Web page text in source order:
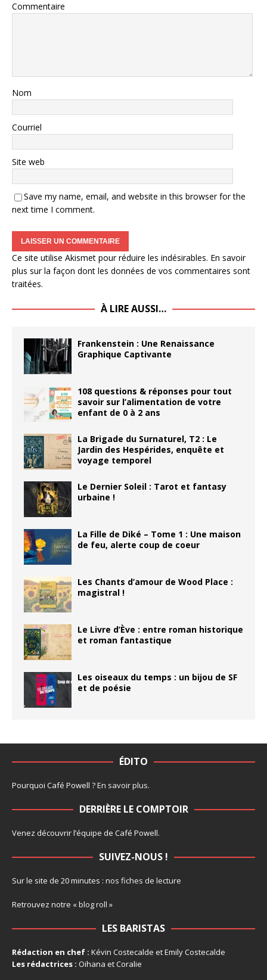
Commentaire
Nom
Courriel
Site web
Save my name, email, and website in this browser for the
next time I comment.
Ce site utilise Akismet pour réduire les indésirables. En savoir
plus sur la façon dont les données de vos commentaires sont
traitées.
À LIRE AUSSI…
Frankenstein : Une Renaissance
Graphique Captivante
108 questions & réponses pour tout
savoir sur l’alimentation de votre
enfant de 0 à 2 ans
La Brigade du Surnaturel, T2 : Le
Jardin des Hespérides, enquête et
voyage temporel
Le Dernier Soleil : Tarot et fantasy
urbaine !
La Fille de Diké – Tome 1 : Une maison
de feu, alerte coup de coeur
Les Chants d’amour de Wood Place :
magistral !
Le Livre d’Ève : entre roman historique
et roman fantastique
Les oiseaux du temps : un bijou de SF
et de poésie
ÉDITO
Pourquoi Café Powell ?En savoir plus.
DERRIÈRE LE COMPTOIR
Venez découvrir l’équipe de Café Powell.
SUIVEZ-NOUS !
Sur le site de 20 minutes : nos fiches de lecture
Retrouvez notre « blog roll »
LES BARISTAS
Rédaction en chef : Kévin Costecalde et Emily Costecalde
Les rédactrices : Oihana et Coralie